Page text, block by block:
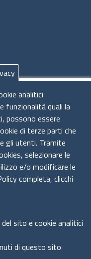
analitici
funzionalità quali la
possono essere
di terze parti che
gli utenti. Tramite
selezionare le
e/o modificare le
completa, clicchi
sito e cookie analitici
di questo sito